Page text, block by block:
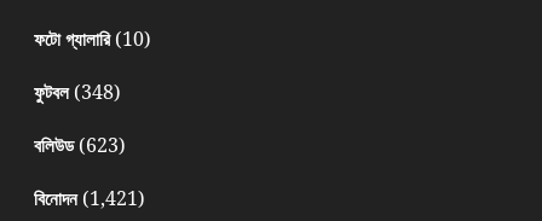
ফটো গ্যালারি(10)
ফুটবল(348)
বলিউড(623)
বিনোদন(1,421)